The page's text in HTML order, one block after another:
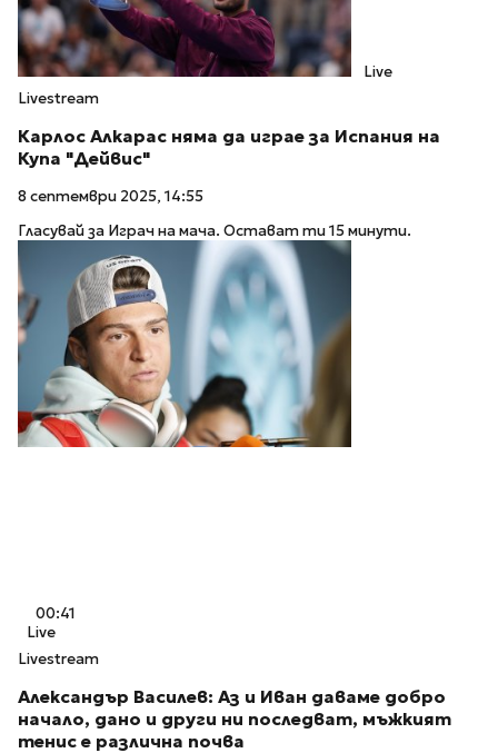
Live
Livestream
Карлос Алкарас няма да играе за Испания на
Купа "Дейвис"
8 септември 2025, 14:55
Гласувай за Играч на мача. Остават ти 15 минути.
00:41
Live
Livestream
Александър Василев: Аз и Иван даваме добро
начало, дано и други ни последват, мъжкият
тенис е различна почва